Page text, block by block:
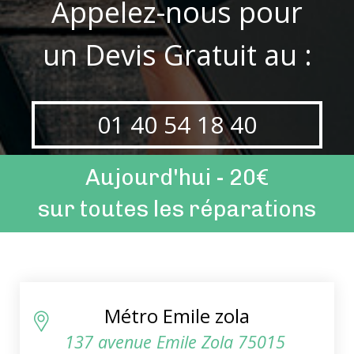
Appelez-nous pour
un Devis Gratuit au :
01 40 54 18 40
Aujourd'hui - 20€
sur toutes les réparations
Métro Emile zola
137 avenue Emile Zola 75015